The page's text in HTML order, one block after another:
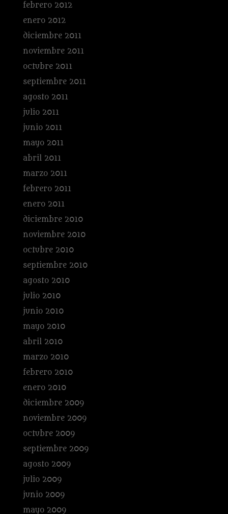
febrero 2012
enero 2012
diciembre 2011
noviembre 2011
octubre 2011
septiembre 2011
agosto 2011
julio 2011
junio 2011
mayo 2011
abril 2011
marzo 2011
febrero 2011
enero 2011
diciembre 2010
noviembre 2010
octubre 2010
septiembre 2010
agosto 2010
julio 2010
junio 2010
mayo 2010
abril 2010
marzo 2010
febrero 2010
enero 2010
diciembre 2009
noviembre 2009
octubre 2009
septiembre 2009
agosto 2009
julio 2009
junio 2009
mayo 2009